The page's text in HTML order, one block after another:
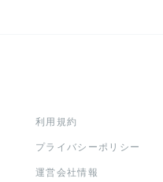
利用規約
プライバシーポリシー
運営会社情報